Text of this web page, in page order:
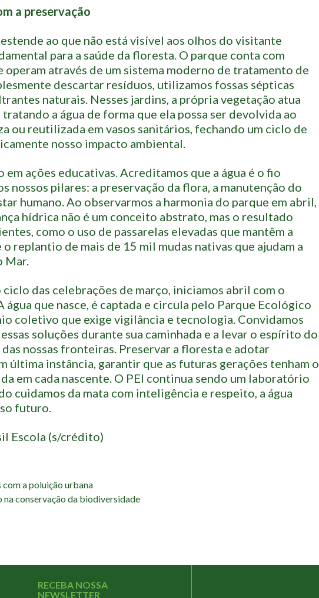
a preservação
ao que não está visível aos olhos do visitante
para a saúde da floresta. O parque conta com
através de um sistema moderno de tratamento de
descartar resíduos, utilizamos fossas sépticas
naturais. Nesses jardins, a própria vegetação atua
a água de forma que ela possa ser devolvida ao
ou reutilizada em vasos sanitários, fechando um ciclo de
nosso impacto ambiental.
em ações educativas. Acreditamos que a água é o fio
nossos pilares: a preservação da flora, a manutenção do
humano. Ao observarmos a harmonia do parque em abril,
hídrica não é um conceito abstrato, mas o resultado
como o uso de passarelas elevadas que mantêm a
replantio de mais de 15 mil mudas nativas que ajudam a
Mar.
das celebrações de março, iniciamos abril com o
água que nasce, é captada e circula pelo Parque Ecológico
coletivo que exige vigilância e tecnologia. Convidamos
soluções durante sua caminhada e a levar o espírito do
nossas fronteiras. Preservar a floresta e adotar
última instância, garantir que as futuras gerações tenham o
em cada nascente. O PEI continua sendo um laboratório
cuidamos da mata com inteligência e respeito, a água
futuro.
Escola (s/crédito)
a poluição urbana
na conservação da biodiversidade
RECEBA NOSSA
NEWSLETTER